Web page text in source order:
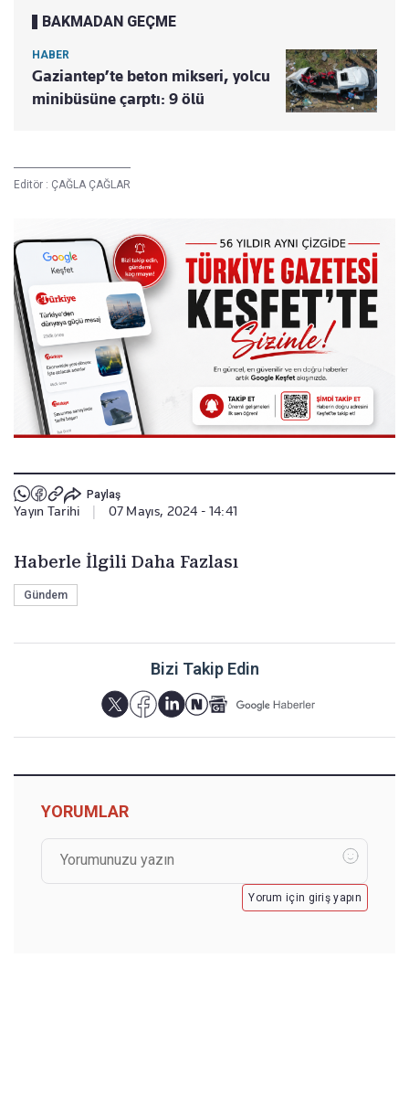
BAKMADAN GEÇME
HABER
Gaziantep’te beton mikseri, yolcu
minibüsüne çarptı: 9 ölü
Editör : ÇAĞLA ÇAĞLAR
Paylaş
Yayın Tarihi 07 Mayıs, 2024 - 14:41
Haberle İlgili Daha Fazlası
Gündem
Bizi Takip Edin
YORUMLAR
Yorum için giriş yapın